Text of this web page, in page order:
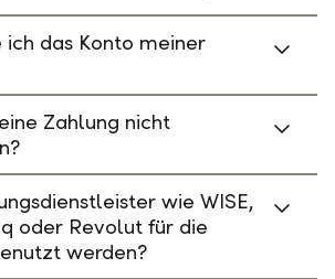
das Konto meiner
Zahlung nicht
wie WISE,
oder Revolut für die
werden?